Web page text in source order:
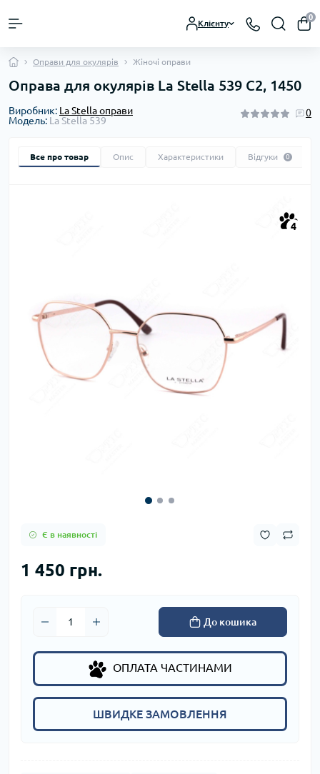
Клієнту
0
Оправи для окулярів Жіночі оправи
Оправа для окулярів La Stella 539 C2, 1450
Виробник: La Stella оправи
Модель: La Stella 539
0
Все про товар Опис Характеристики Відгуки 0
4
Є в наявності
1 450 грн.
До кошика
ОПЛАТА ЧАСТИНАМИ
ШВИДКЕ ЗАМОВЛЕННЯ